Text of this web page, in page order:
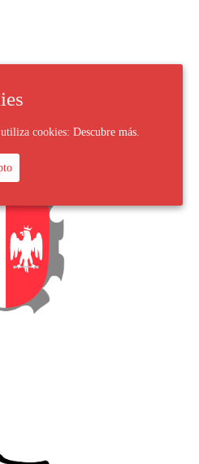
cookies: Descubre más.